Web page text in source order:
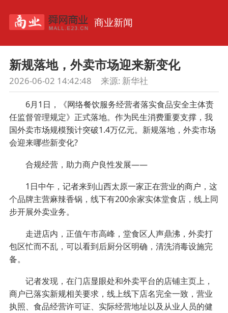
商业新闻
新规落地，外卖市场迎来新变化
2026-06-02 14:42:48 来源: 新华社
6月1日，《网络餐饮服务经营者落实食品安全主体责
任监督管理规定》正式落地。作为民生消费重要支撑，我
国外卖市场规模预计突破1.4万亿元。新规落地，外卖市场
会迎来哪些新变化?
合规经营，助力商户良性发展——
1日中午，记者来到山西太原一家正在营业的商户，这
个品牌主营麻辣香锅，线下有200余家实体堂食店，线上同
步开展外卖业务。
走进店内，正值午市高峰，堂食区人声鼎沸，外卖打
包区忙而不乱，可以看到后厨分区明确，清洗消毒设施完
备。
记者发现，在门店显眼处和外卖平台的店铺主页上，
商户已落实新规相关要求，线上线下店名完全一致，营业
执照、食品经营许可证、实际经营地址以及从业人员的健